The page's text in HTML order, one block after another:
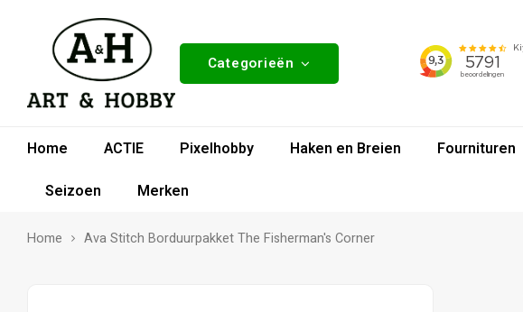
Categorieën
Home ACTIE Pixelhobby Haken en Breien Fournituren
Seizoen
Merken
Home Ava Stitch Borduurpakket The Fisherman's Corner